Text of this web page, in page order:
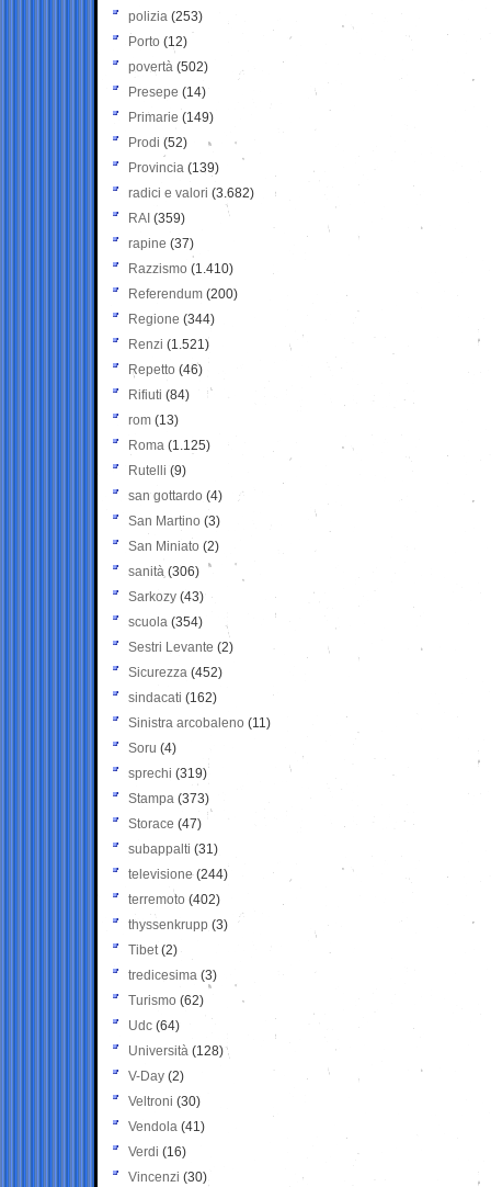
polizia (253)
Porto (12)
povertà (502)
Presepe (14)
Primarie (149)
Prodi (52)
Provincia (139)
radici e valori (3.682)
RAI (359)
rapine (37)
Razzismo (1.410)
Referendum (200)
Regione (344)
Renzi (1.521)
Repetto (46)
Rifiuti (84)
rom (13)
Roma (1.125)
Rutelli (9)
san gottardo (4)
San Martino (3)
San Miniato (2)
sanità (306)
Sarkozy (43)
scuola (354)
Sestri Levante (2)
Sicurezza (452)
sindacati (162)
Sinistra arcobaleno (11)
Soru (4)
sprechi (319)
Stampa (373)
Storace (47)
subappalti (31)
televisione(244)
terremoto (402)
thyssenkrupp (3)
Tibet(2)
tredicesima (3)
Turismo (62)
Udc (64)
Università (128)
V-Day (2)
Veltroni (30)
Vendola (41)
Verdi (16)
Vincenzi (30)